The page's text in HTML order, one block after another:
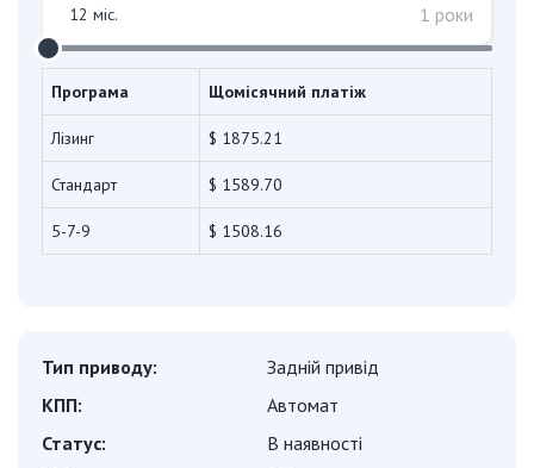
1 роки
Програма Щомісячний платіж
Лізинг $ 1875.21
Стандарт $ 1589.70
5-7-9 $ 1508.16
Тип приводу:
Задній привід
КПП:
Автомат
Статус:
В наявності